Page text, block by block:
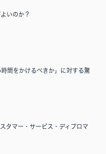
いのか？
間をかけるべきか」に対する驚
タマー・サービス・ディプロマ